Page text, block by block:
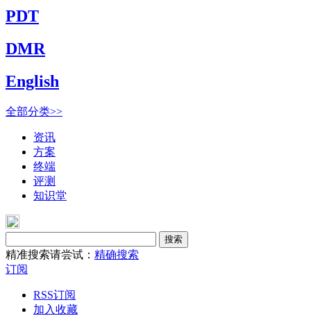
PDT
DMR
English
全部分类>>
资讯
方案
终端
评测
知识堂
搜索
精准搜索请尝试： 精确搜索
订阅
RSS订阅
加入收藏